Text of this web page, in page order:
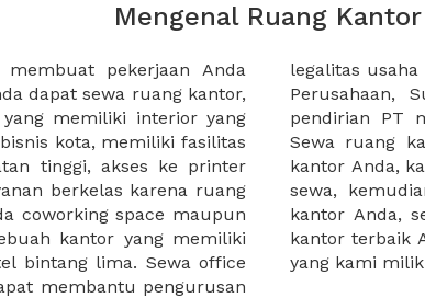
Mengenal Ruang Kantor
pekerjaan Anda
dapat sewa ruang kantor,
memiliki interior yang
kota, memiliki fasilitas
tinggi, akses ke printer
berkelas karena ruang
coworking space maupun
kantor yang memiliki
bintang lima. Sewa office
membantu pengurusan
domisili, Tanda Domisili
dan atau akte
CV untuk usaha Anda.
proses sewa
kantor yang akan anda
atau mengunjungi calon
lebih mudah untuk sewa
murah karena harga
yang kami